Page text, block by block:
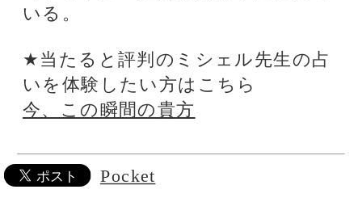
Pocket
【電話占い】電話とメール
占い一筋20年の実績と信
頼！電話占いシェリール